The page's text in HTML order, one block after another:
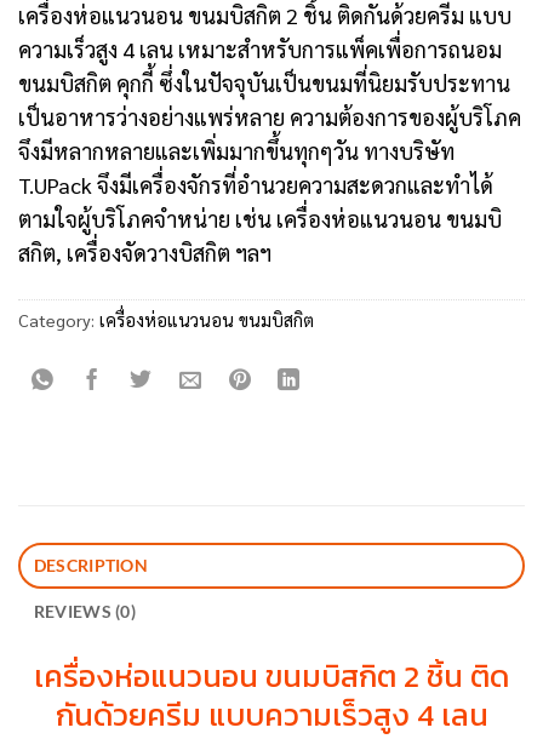
เครื่องห่อแนวนอน ขนมบิสกิต 2 ชิ้น ติดกันด้วยครีม แบบ
ความเร็วสูง 4 เลน เหมาะสำหรับการแพ็คเพื่อการถนอม
ขนมบิสกิต คุกกี้ ซึ่งในปัจจุบันเป็นขนมที่นิยมรับประทาน
เป็นอาหารว่างอย่างแพร่หลาย ความต้องการของผู้บริโภค
จึงมีหลากหลายและเพิ่มมากขึ้นทุกๆวัน ทางบริษัท
T.UPack จึงมีเครื่องจักรที่อำนวยความสะดวกและทำได้
ตามใจผู้บริโภคจำหน่าย เช่น เครื่องห่อแนวนอน ขนมบิ
สกิต, เครื่องจัดวางบิสกิต ฯลฯ
Category: เครื่องห่อแนวนอน ขนมบิสกิต
DESCRIPTION
REVIEWS (0)
เครื่องห่อแนวนอน ขนมบิสกิต 2 ชิ้น ติด
กันด้วยครีม แบบความเร็วสูง 4 เลน